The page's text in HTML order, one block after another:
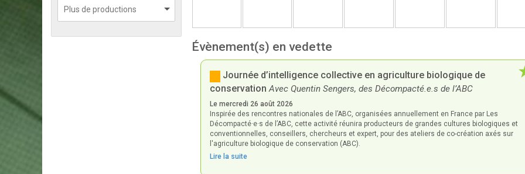
Évènement(s) en vedette
Journée d’intelligence collective en agriculture biologique de
conservation Avec Quentin Sengers, des Décompacté.e.s de l’ABC
Le mercredi 26 août 2026
Inspirée des rencontres nationales de l’ABC, organisées annuellement en France par Les
Décompacté·e·s de l’ABC, cette activité réunira producteurs de grandes cultures biologiques et
conventionnelles, conseillers, chercheurs et expert, pour des ateliers de co-création axés sur
l'agriculture biologique de conservation (ABC).
Lire la suite